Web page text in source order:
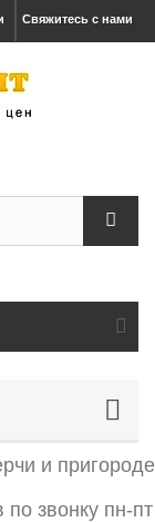
Свяжитесь с нами
и пригороде
по звонкупн-пт